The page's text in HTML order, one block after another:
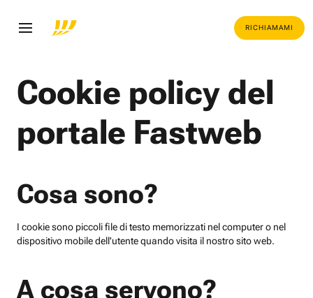
RICHIAMAMI
Cookie policy del
portale Fastweb
Cosa sono?
I cookie sono piccoli file di testo memorizzati nel computer o nel
dispositivo mobile dell'utente quando visita il nostro sito web.
A cosa servono?